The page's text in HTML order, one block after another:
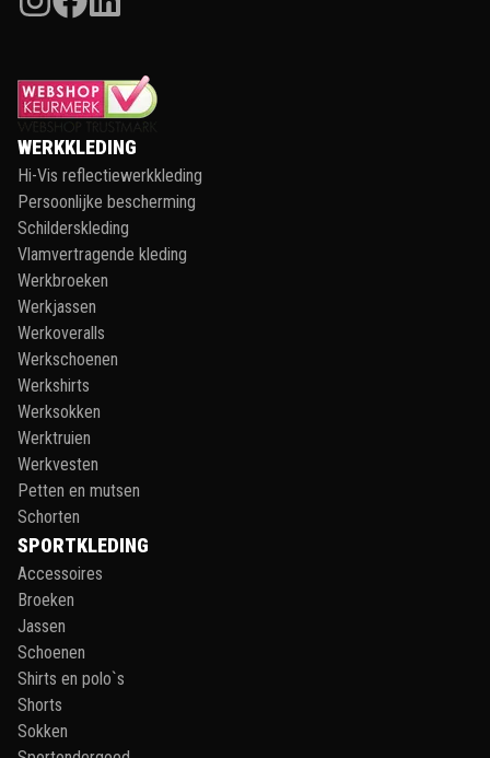
WERKKLEDING
Hi-Vis reflectiewerkkleding
Persoonlijke bescherming
Schilderskleding
Vlamvertragende kleding
Werkbroeken
Werkjassen
Werkoveralls
Werkschoenen
Werkshirts
Werksokken
Werktruien
Werkvesten
Petten en mutsen
Schorten
SPORTKLEDING
Accessoires
Broeken
Jassen
Schoenen
Shirts en polo`s
Shorts
Sokken